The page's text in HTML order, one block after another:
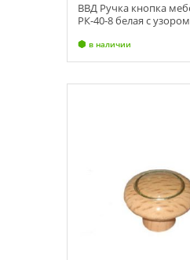
ВВД Ручка кнопка
РК-40-8 белая с
в наличии